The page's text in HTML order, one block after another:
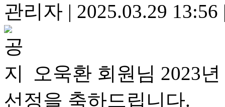
관리자 | 2025.03.29 13:56
오욱환 회원님 2023
선정을 축하드립니다.